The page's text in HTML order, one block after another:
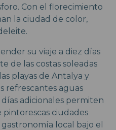
Con el florecimiento
la ciudad de color,
su viaje a diez días
de las costas soleadas
playas de Antalya y
refrescantes aguas
adicionales permiten
ciudades
local bajo el